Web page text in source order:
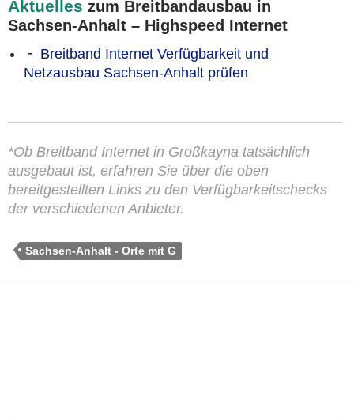
Aktuelles zum Breitbandausbau in
Sachsen-Anhalt – Highspeed Internet
Breitband Internet Verfügbarkeit und
Netzausbau Sachsen-Anhalt prüfen
*Ob Breitband Internet in Großkayna tatsächlich
ausgebaut ist, erfahren Sie über die oben
bereitgestellten Links zu den Verfügbarkeitschecks
der verschiedenen Anbieter.
Sachsen-Anhalt - Orte mit G